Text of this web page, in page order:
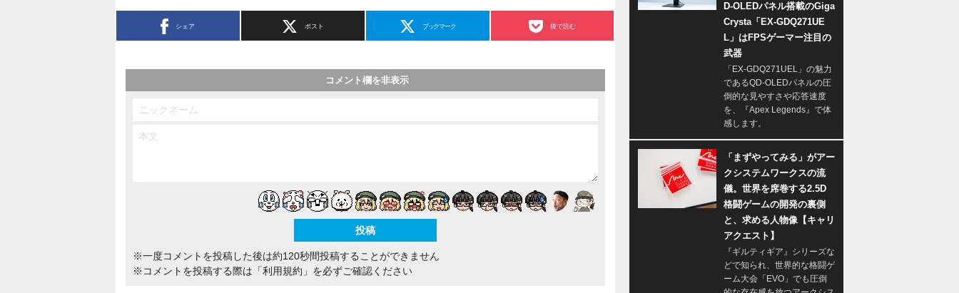
シェア ポスト ブックマーク 後で読む
コメント欄を非表示
※一度コメントを投稿した後は約120秒間投稿することができません
※コメントを投稿する際は 「利用規約」 を必ずご確認ください
D-OLEDパネル搭載のGiga
Crysta「EX-GDQ271UE
L」はFPSゲーマー注目の
武器
「EX-GDQ271UEL」の魅力
であるQD-OLEDパネルの圧
倒的な見やすさや応答速度
を、『Apex Legends』で体
感します。
「まずやってみる」がアー
クシステムワークスの流
儀。世界を席巻する2.5D
格闘ゲームの開発の裏側
と、求める人物像【キャリ
アクエスト】
『ギルティギア』シリーズな
どで知られ、世界的な格闘ゲ
ーム大会「EVO」でも圧倒